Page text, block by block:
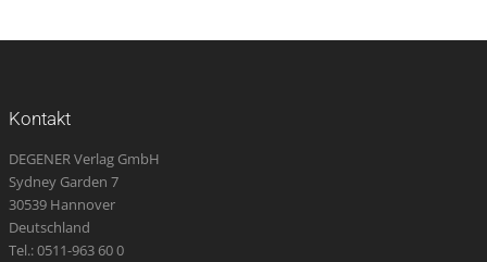
Kontakt
DEGENER Verlag GmbH
Sydney Garden 7
30539 Hannover
Deutschland
Tel.: 0511-963 60 0